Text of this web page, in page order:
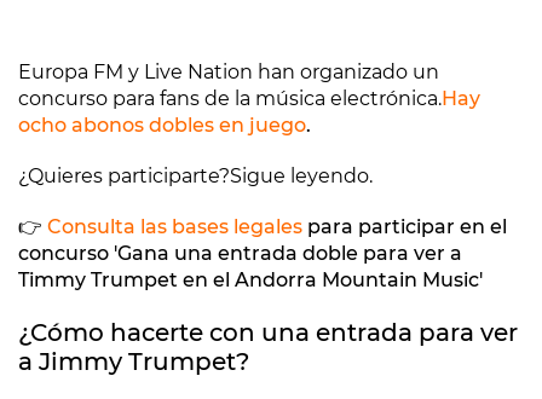
Europa FM y Live Nation han organizado un
concurso para fans de la música electrónica.Hay
ocho abonos dobles en juego.
¿Quieres participarte?Sigue leyendo.
👉 Consulta las bases legales para participar en el
concurso 'Gana una entrada doble para ver a
Timmy Trumpet en el Andorra Mountain Music'
¿Cómo hacerte con una entrada para ver
a Jimmy Trumpet?